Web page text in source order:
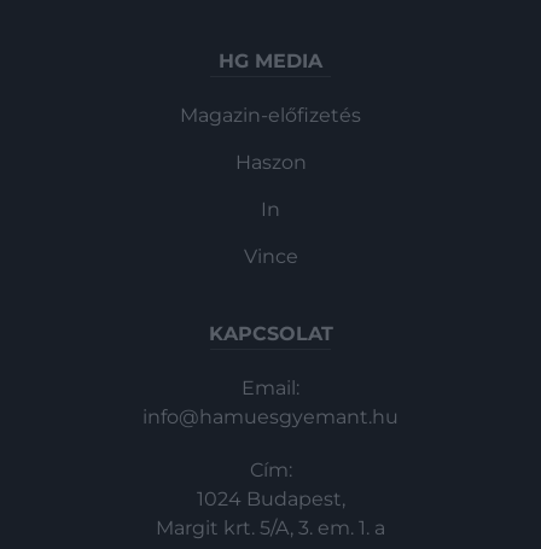
HG MEDIA
Magazin-előfizetés
Haszon
In
Vince
KAPCSOLAT
Email:
info@hamuesgyemant.hu
Cím:
1024 Budapest,
Margit krt. 5/A, 3. em. 1. a